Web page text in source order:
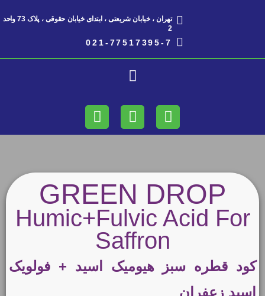
تهران ، خیابان شریعتی ، ابتدای خیابان حقوقی ، پلاک 73 واحد
2​
021-77517395-7
GREEN DROP
Humic+Fulvic Acid For
Saffron
کود قطره سبز هیومیک اسید + فولویک
اسید زعفران